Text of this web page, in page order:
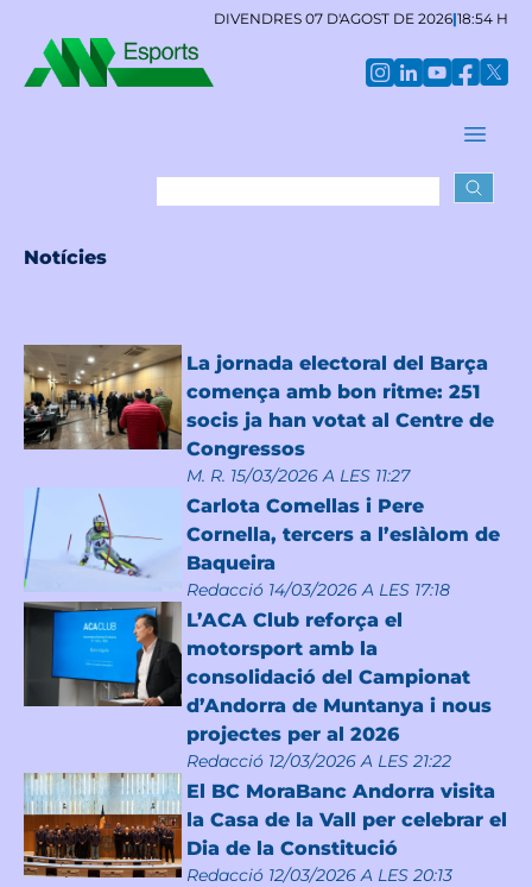
DIVENDRES 07 D'AGOST DE 2026|18:54 H
Notícies
La jornada electoral del Barça
comença amb bon ritme: 251
socis ja han votat al Centre de
Congressos
M. R. 15/03/2026 A LES 11:27
Carlota Comellas i Pere
Cornella, tercers a l’eslàlom de
Baqueira
Redacció 14/03/2026 A LES 17:18
L’ACA Club reforça el
motorsport amb la
consolidació del Campionat
d’Andorra de Muntanya i nous
projectes per al 2026
Redacció 12/03/2026 A LES 21:22
El BC MoraBanc Andorra visita
la Casa de la Vall per celebrar el
Dia de la Constitució
Redacció 12/03/2026 A LES 20:13